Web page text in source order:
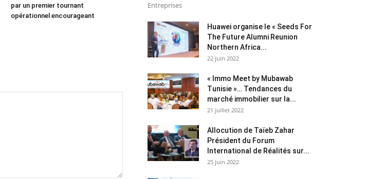
par un premier tournant
opérationnel encourageant
Entreprises
Huawei organise le « Seeds For
The Future Alumni Reunion
Northern Africa...
22 juin 2022
« Immo Meet by Mubawab
Tunisie »… Tendances du
marché immobilier sur la...
21 juillet 2022
Allocution de Taïeb Zahar
Président du Forum
International de Réalités sur...
25 juin 2022